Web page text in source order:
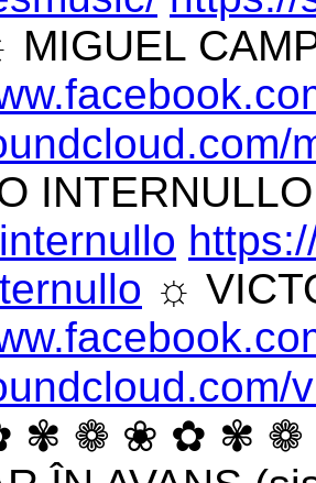
MIGUEL
☼
✾ ❁ ❀ ✿ ✾ ❁